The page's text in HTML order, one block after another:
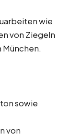
wie
von Ziegeln
München.
sowie
von